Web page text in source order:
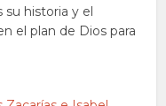
historia y el
el plan de Dios para